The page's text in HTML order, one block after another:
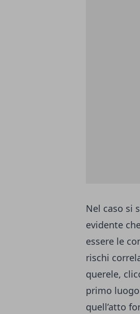
Nel caso si
evidente
essere le
rischi
querele,
primo
quell’atto